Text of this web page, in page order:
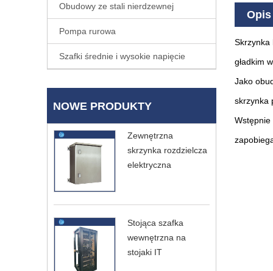
Obudowy ze stali nierdzewnej
Pompa rurowa
Szafki średnie i wysokie napięcie
NOWE PRODUKTY
Zewnętrzna
skrzynka rozdzielcza
elektryczna
Stojąca szafka
wewnętrzna na
stojaki IT
Skrzynka
gładkim
Jako
skrzynka
Wstępnie